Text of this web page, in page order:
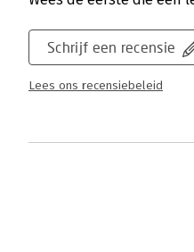
Schrijf een recensie
Lees ons recensiebeleid